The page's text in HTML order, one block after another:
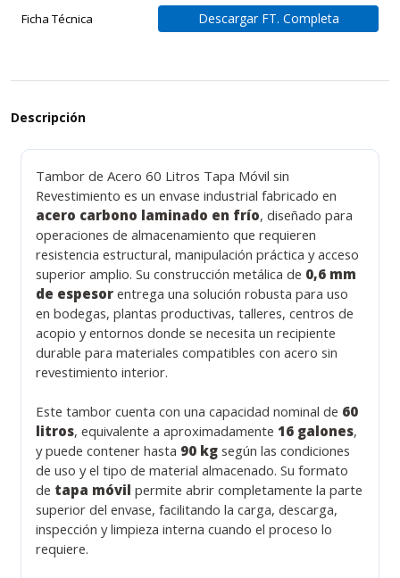
Ficha Técnica Descargar FT. Completa
Descripción
Tambor de Acero 60 Litros Tapa Móvil sin
Revestimiento es un envase industrial fabricado en
acero carbono laminado en frío, diseñado para
operaciones de almacenamiento que requieren
resistencia estructural, manipulación práctica y acceso
superior amplio. Su construcción metálica de 0,6 mm
de espesorentrega una solución robusta para uso
en bodegas, plantas productivas, talleres, centros de
acopio y entornos donde se necesita un recipiente
durable para materiales compatibles con acero sin
revestimiento interior.
Este tambor cuenta con una capacidad nominal de 60
litros, equivalente a aproximadamente 16 galones,
y puede contener hasta 90 kgsegún las condiciones
de uso y el tipo de material almacenado. Su formato
de tapa móvil permite abrir completamente la parte
superior del envase, facilitando la carga, descarga,
inspección y limpieza interna cuando el proceso lo
requiere.